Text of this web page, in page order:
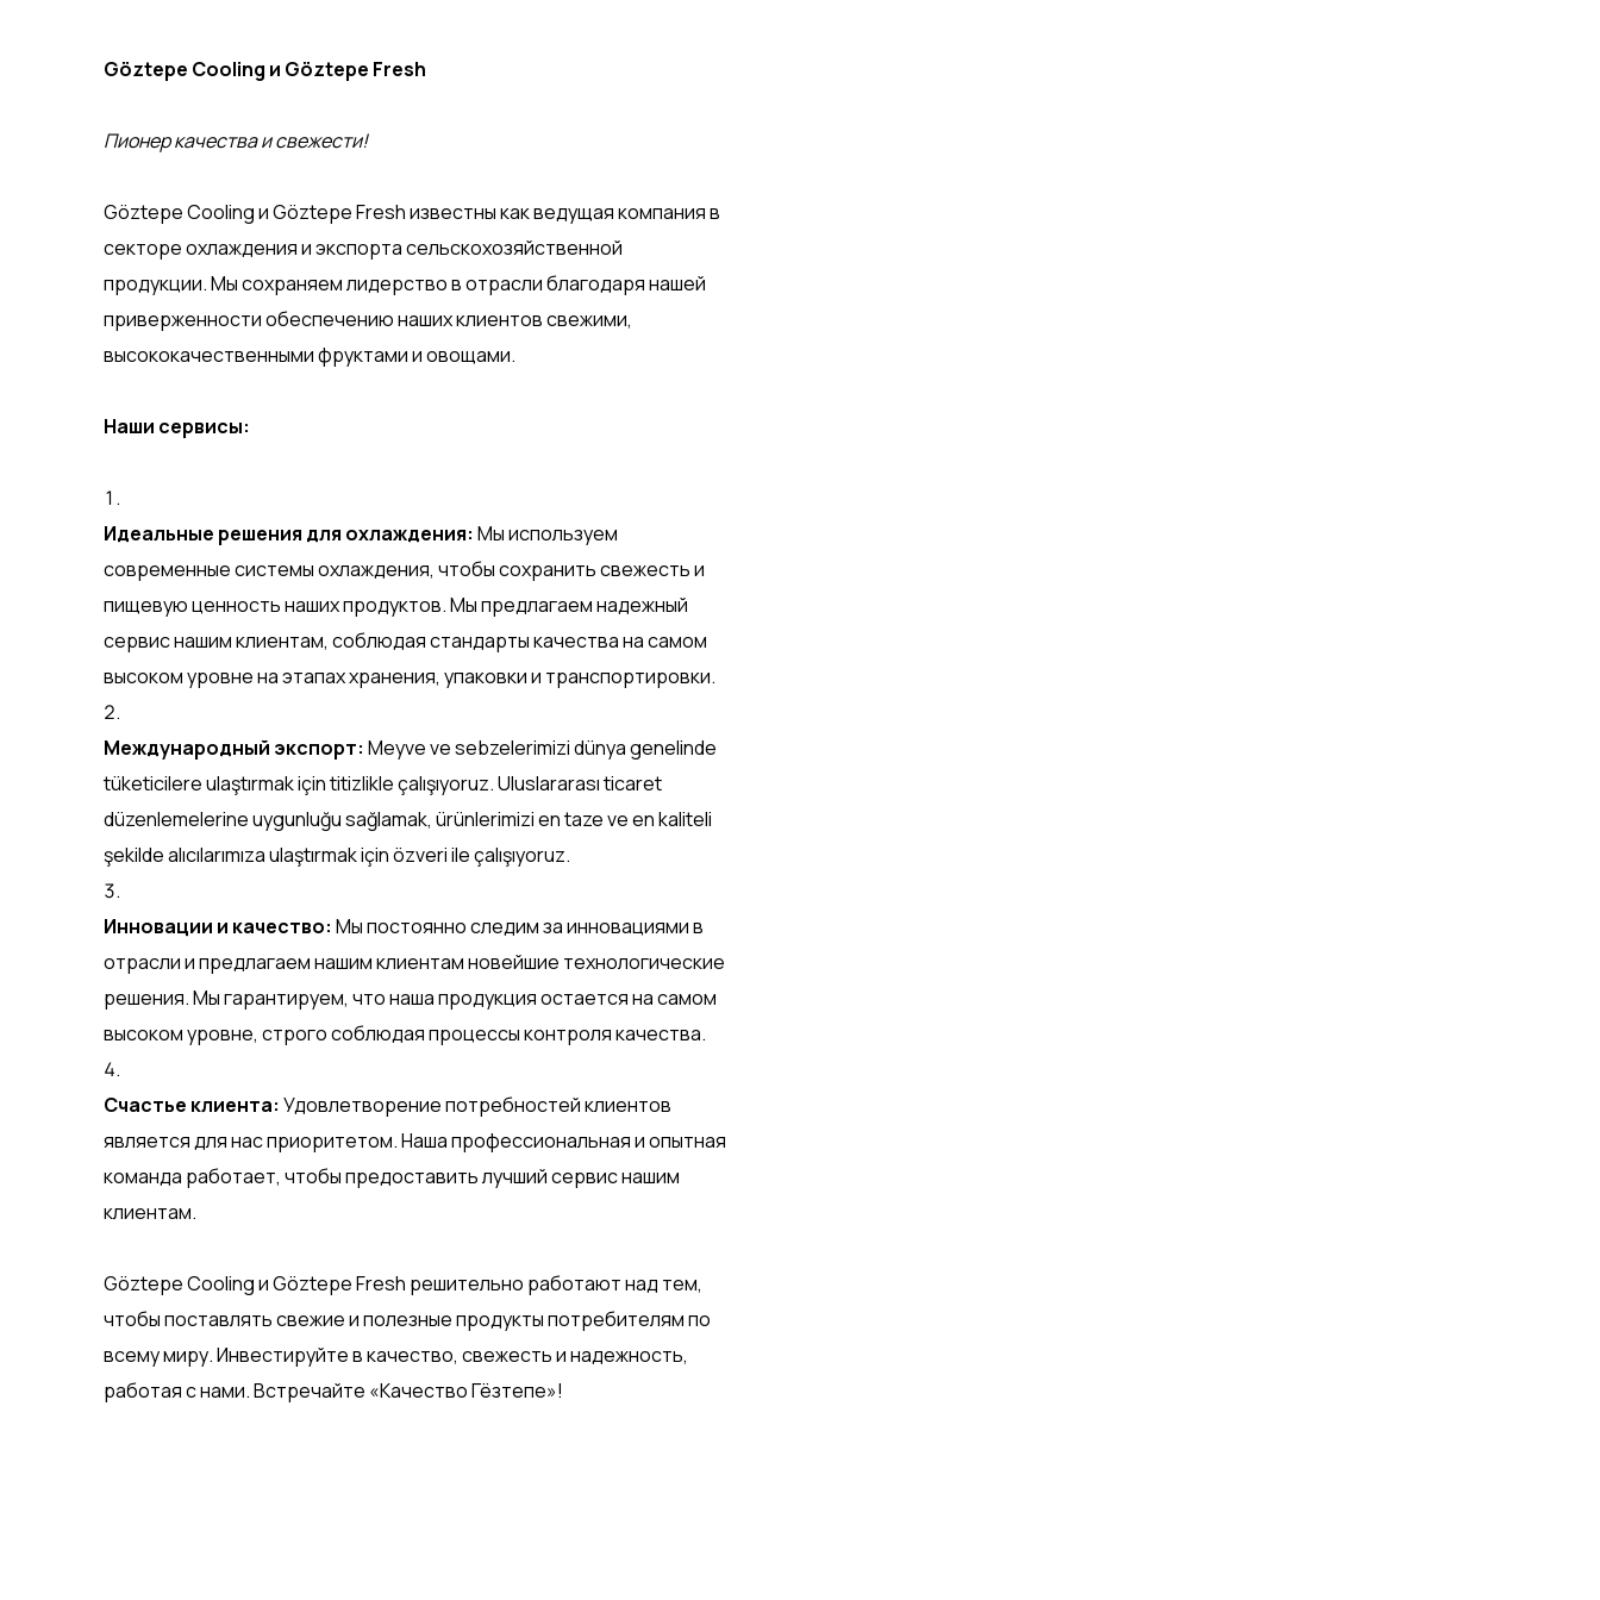
Göztepe Cooling и Göztepe Fresh
Пионер качества и свежести!
Göztepe Cooling и Göztepe Fresh известны как ведущая компания в
секторе охлаждения и экспорта сельскохозяйственной
продукции. Мы сохраняем лидерство в отрасли благодаря нашей
приверженности обеспечению наших клиентов свежими,
высококачественными фруктами и овощами.
Наши сервисы:
Идеальные решения для охлаждения: Мы используем
современные системы охлаждения, чтобы сохранить свежесть и
пищевую ценность наших продуктов. Мы предлагаем надежный
сервис нашим клиентам, соблюдая стандарты качества на самом
высоком уровне на этапах хранения, упаковки и транспортировки.
Международный экспорт: Meyve ve sebzelerimizi dünya genelinde
tüketicilere ulaştırmak için titizlikle çalışıyoruz. Uluslararası ticaret
düzenlemelerine uygunluğu sağlamak, ürünlerimizi en taze ve en kaliteli
şekilde alıcılarımıza ulaştırmak için özveri ile çalışıyoruz.
Инновации и качество: Мы постоянно следим за инновациями в
отрасли и предлагаем нашим клиентам новейшие технологические
решения. Мы гарантируем, что наша продукция остается на самом
высоком уровне, строго соблюдая процессы контроля качества.
Счастье клиента: Удовлетворение потребностей клиентов
является для нас приоритетом. Наша профессиональная и опытная
команда работает, чтобы предоставить лучший сервис нашим
клиентам.
Göztepe Cooling и Göztepe Fresh решительно работают над тем,
чтобы поставлять свежие и полезные продукты потребителям по
всему миру. Инвестируйте в качество, свежесть и надежность,
работая с нами. Встречайте «Качество Гёзтепе»!